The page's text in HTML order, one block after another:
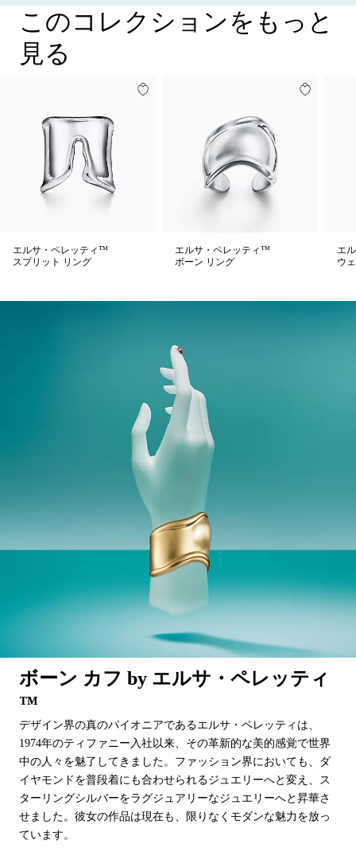
このコレクションをもっと
見る
エルサ・ペレッティ™
スプリット リング
エルサ・ペレッティ™
ボーン リング
エ
ウ
ボーン カフ by エルサ・ペレッティ
™
デザイン界の真のパイオニアであるエルサ・ペレッティは、
1974年のティファニー入社以来、その革新的な美的感覚で世界
中の人々を魅了してきました。ファッション界においても、ダ
イヤモンドを普段着にも合わせられるジュエリーへと変え、ス
ターリングシルバーをラグジュアリーなジュエリーへと昇華さ
せました。彼女の作品は現在も、限りなくモダンな魅力を放っ
ています。